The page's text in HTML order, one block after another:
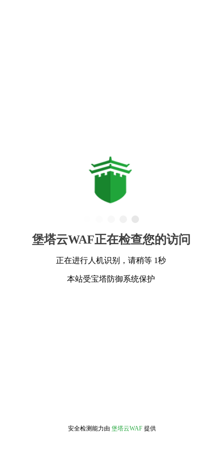
堡塔云WAF正在检查您的访问
正在进行人机识别，请稍等 1秒
本站受宝塔防御系统保护
安全检测能力由 堡塔云WAF 提供